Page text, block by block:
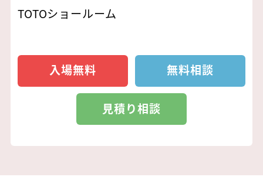
TOTOショールーム
入場無料 無料相談
見積り相談